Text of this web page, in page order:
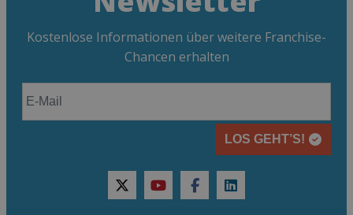
Kostenlose Informationen über weitere Franchise-
Chancen erhalten
LOS GEHT’S!
twitteryoutubefacebooklinkedin